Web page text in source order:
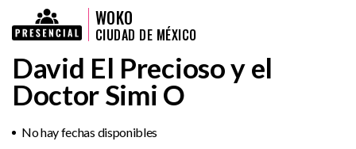
WOKO
CIUDAD DE MÉXICO
David El Precioso y el
Doctor Simi O
No hay fechas disponibles